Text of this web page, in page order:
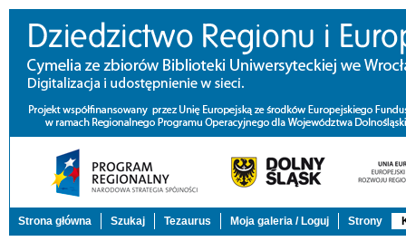
Strona główna Szukaj Tezaurus Moja galeria / Loguj Strony